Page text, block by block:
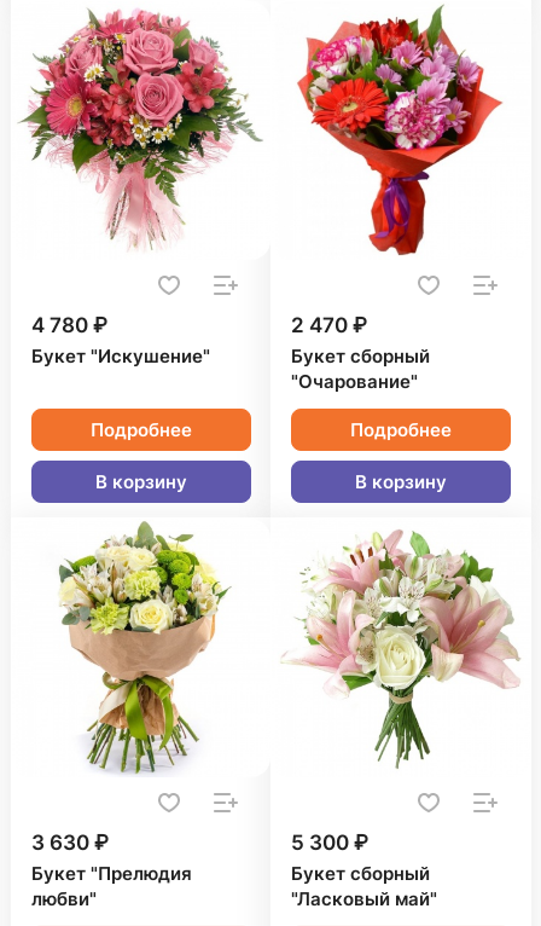
4 780 ₽
Букет "Искушение"
Подробнее
В корзину
2 470 ₽
Букет сборный
"Очарование"
Подробнее
В корзину
3 630 ₽
Букет "Прелюдия
любви"
5 300 ₽
Букет сборный
"Ласковый май"